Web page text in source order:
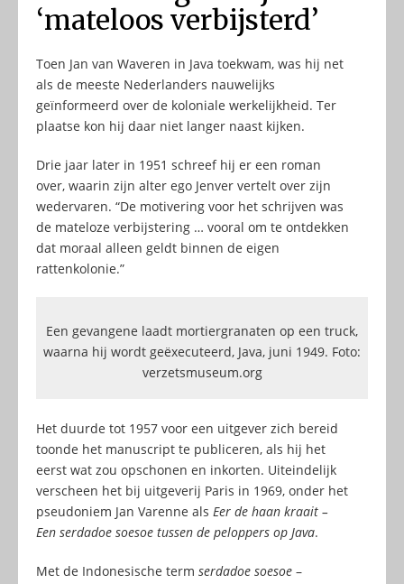
‘mateloos verbijsterd’
Toen Jan van Waveren in Java toekwam, was hij net
als de meeste Nederlanders nauwelijks
geïnformeerd over de koloniale werkelijkheid. Ter
plaatse kon hij daar niet langer naast kijken.
Drie jaar later in 1951 schreef hij er een roman
over, waarin zijn alter ego Jenver vertelt over zijn
wedervaren. “De motivering voor het schrijven was
de mateloze verbijstering … vooral om te ontdekken
dat moraal alleen geldt binnen de eigen
rattenkolonie.”
Een gevangene laadt mortiergranaten op een truck,
waarna hij wordt geëxecuteerd, Java, juni 1949. Foto:
verzetsmuseum.org
Het duurde tot 1957 voor een uitgever zich bereid
toonde het manuscript te publiceren, als hij het
eerst wat zou opschonen en inkorten. Uiteindelijk
verscheen het bij uitgeverij Paris in 1969, onder het
pseudoniem Jan Varenne als Eer de haan kraait –
Een serdadoe soesoe tussen de peloppers op Java.
Met de Indonesische term serdadoe soesoe –